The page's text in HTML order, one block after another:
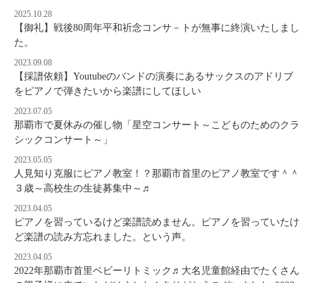
2025.10.28
【御礼】戦後80周年平和祈念コンサ－トが無事に終演いたしまし
た。
2023.09.08
【採譜依頼】Youtubeのバンドの演奏にあるサックスのアドリブ
をピアノで弾きたいから楽譜にしてほしい
2023.07.05
那覇市で夏休みの催し物「星空コンサート～こどものためのクラ
シックコンサート～」
2023.05.05
人見知り克服にピアノ教室！？那覇市首里のピアノ教室です＾＾
３歳～高校生の生徒募集中～♬
2023.04.05
ピアノを習っているけど楽譜読めません。ピアノを習っていたけ
ど楽譜の読み方忘れました。という声。
2023.04.05
2022年那覇市首里ベビーリトミック♬大名児童館経由でたくさん